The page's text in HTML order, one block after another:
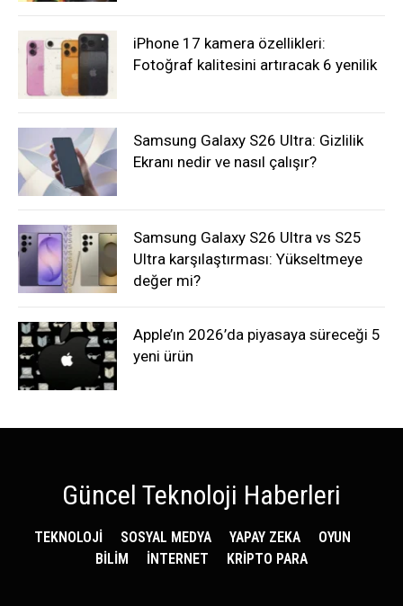
iPhone 17 kamera özellikleri:
Fotoğraf kalitesini artıracak 6 yenilik
Samsung Galaxy S26 Ultra: Gizlilik
Ekranı nedir ve nasıl çalışır?
Samsung Galaxy S26 Ultra vs S25
Ultra karşılaştırması: Yükseltmeye
değer mi?
Apple’ın 2026’da piyasaya süreceği 5
yeni ürün
Güncel Teknoloji Haberleri
TEKNOLOJİ SOSYAL MEDYA YAPAY ZEKA
OYUN
BİLİM
İNTERNET KRİPTO PARA